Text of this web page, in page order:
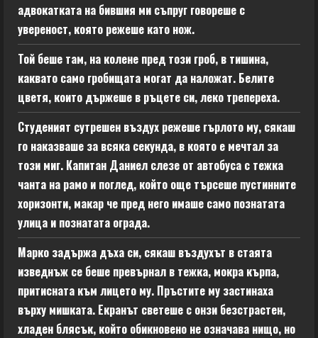
адвокатката на бившия ми съпруг говореше с
увереност, която режеше като нож.
Той беше там, на колене пред този гроб, в тишина,
каквато само гробищата могат да наложат. Белите
цветя, които държеше в ръцете си, леко трепереха.
Студеният сутрешен въздух режеше гърлото му, сякаш
го наказваше за всяка секунда, в която е мечтал за
този миг. Капитан Даниел слезе от автобуса с тежка
чанта на рамо и поглед, който още търсеше пустинните
хоризонти, макар че пред него имаше само познатата
улица и познатата ограда.
Марко задържа дъха си, сякаш въздухът в стаята
изведнъж се беше превърнал в тежка, мокра кърпа,
притисната към лицето му. Пръстите му застинаха
върху мишката. Екранът светеше с онзи безстрастен,
хладен блясък, който обикновено не означава нищо, но